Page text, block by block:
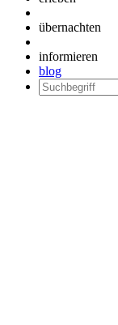
übernachten
informieren
blog
Suchen
nach: